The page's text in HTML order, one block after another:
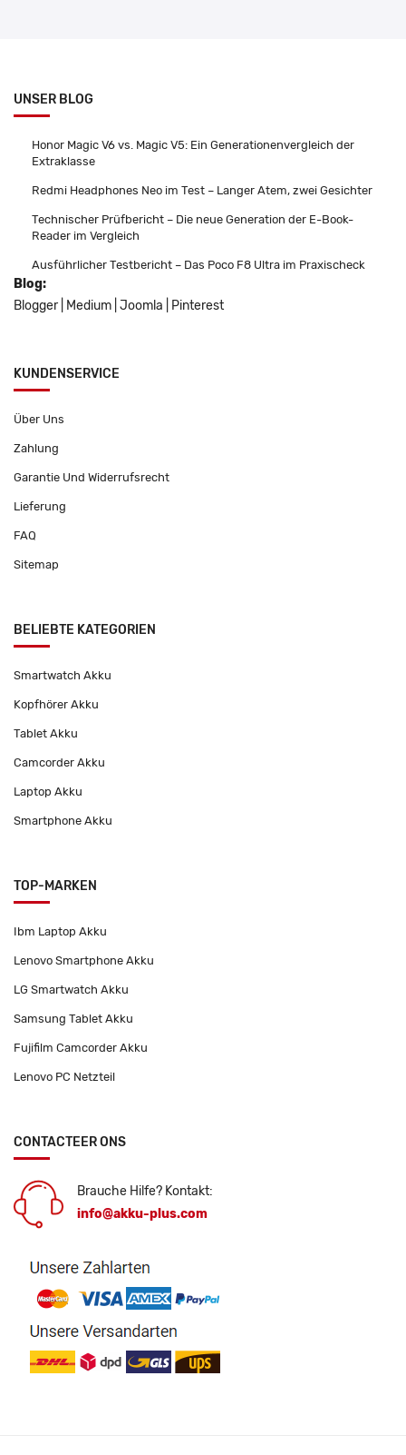
UNSER BLOG
Honor Magic V6 vs. Magic V5: Ein Generationenvergleich der
Extraklasse
Redmi Headphones Neo im Test – Langer Atem, zwei Gesichter
Technischer Prüfbericht – Die neue Generation der E-Book-
Reader im Vergleich
Ausführlicher Testbericht – Das Poco F8 Ultra im Praxischeck
Blog:
Blogger
Medium Joomla Pinterest
KUNDENSERVICE
Über Uns
Zahlung
Garantie Und Widerrufsrecht
Lieferung
FAQ
Sitemap
BELIEBTE KATEGORIEN
Smartwatch Akku
Kopfhörer Akku
Tablet Akku
Camcorder Akku
Laptop Akku
Smartphone Akku
TOP-MARKEN
Ibm Laptop Akku
Lenovo Smartphone Akku
LG Smartwatch Akku
Samsung Tablet Akku
Fujifilm Camcorder Akku
Lenovo PC Netzteil
CONTACTEER ONS
Brauche Hilfe? Kontakt:
info@akku-plus.com